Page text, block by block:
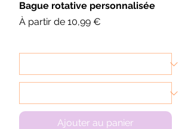
Bague rotative personnalisée
À partir de 10,99 €
Prix promotionnel
Ajouter au panier